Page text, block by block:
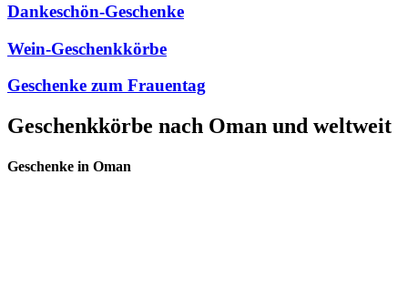
Dankeschön-Geschenke
Wein-Geschenkkörbe
Geschenke zum Frauentag
Geschenkkörbe nach Oman und weltweit
Geschenke in Oman